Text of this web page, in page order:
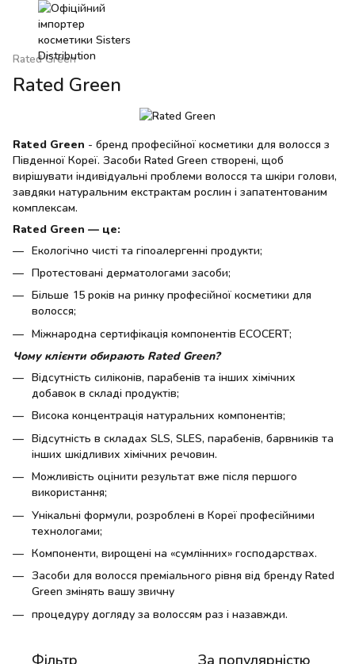
Rated Green
Rated Green
Rated Green - бренд професійної косметики для волосся з
Південної Кореї. Засоби Rated Green створені, щоб
вирішувати індивідуальні проблеми волосся та шкіри голови,
завдяки натуральним екстрактам рослин і запатентованим
комплексам.
Rated Green — це:
Екологічно чисті та гіпоалергенні продукти;
Протестовані дерматологами засоби;
Більше 15 років на ринку професійної косметики для
волосся;
Міжнародна сертифікація компонентів ECOCERT;
Чому клієнти обирають Rated Green?
Відсутність силіконів, парабенів та інших хімічних
добавок в складі продуктів;
Висока концентрація натуральних компонентів;
Відсутність в складах SLS, SLES, парабенів, барвників та
інших шкідливих хімічних речовин.
Можливість оцінити результат вже після першого
використання;
Унікальні формули, розроблені в Кореї професійними
технологами;
Компоненти, вирощені на «сумлінних» господарствах.
Засоби для волосся преміального рівня від бренду Rated
Green змінять вашу звичну
процедуру догляду за волоссям раз і назавжди.
Фільтр За популярністю